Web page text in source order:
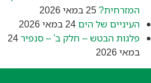
המזרחית?25 במאי 2026
העיניים של הים24 במאי 2026
פלגות הבטש – חלק ב' – סנפיר24
במאי 2026